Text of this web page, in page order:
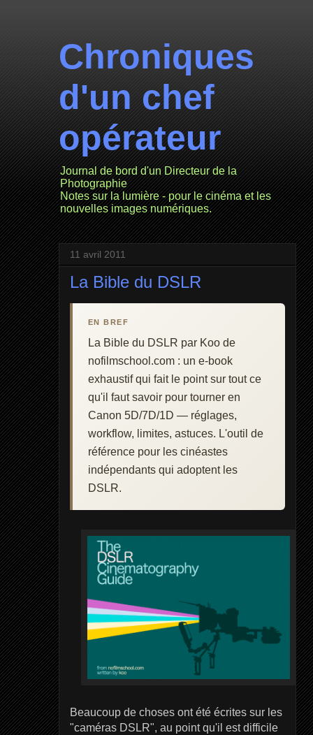
Chroniques
d'un chef
opérateur
Journal de bord d'un Directeur de la
Photographie
Notes sur la lumière - pour le cinéma et les
nouvelles images numériques.
11 avril 2011
La Bible du DSLR
EN BREF
La Bible du DSLR par Koo de
nofilmschool.com : un e-book
exhaustif qui fait le point sur tout ce
qu'il faut savoir pour tourner en
Canon 5D/7D/1D — réglages,
workflow, limites, astuces. L'outil de
référence pour les cinéastes
indépendants qui adoptent les
DSLR.
Beaucoup de choses ont été écrites sur les
"caméras DSLR", au point qu'il est difficile